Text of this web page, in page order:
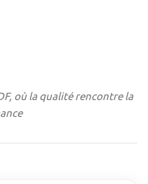
où la qualité rencontre la